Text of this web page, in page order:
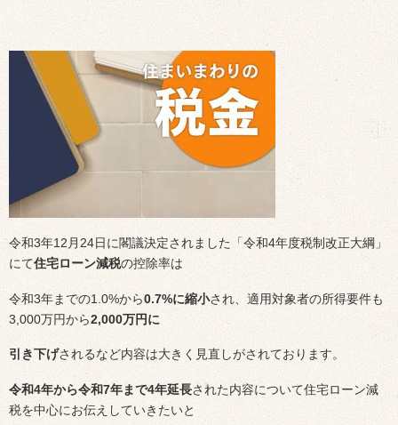
令和3年12月24日に閣議決定されました「令和4年度税制改正大綱」
にて住宅ローン減税の控除率は
令和3年までの1.0%から0.7%に縮小され、適用対象者の所得要件も
3,000万円から2,000万円に
引き下げされるなど内容は大きく見直しがされております。
令和4年から令和7年まで4年延長された内容について住宅ローン減
税を中心にお伝えしていきたいと